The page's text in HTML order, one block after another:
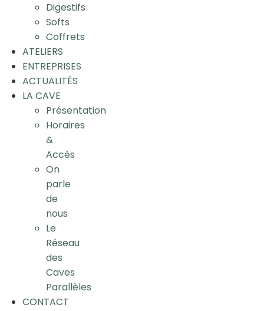
Digestifs
Softs
Coffrets
ATELIERS
ENTREPRISES
ACTUALITÉS
LA CAVE
Présentation
Horaires
&
Accès
On
parle
de
nous
Le
Réseau
des
Caves
Parallèles
CONTACT